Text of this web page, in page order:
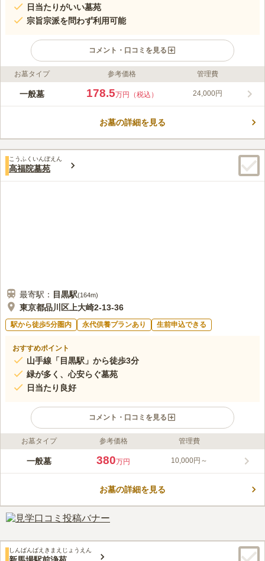
日当たりがいい墓苑
宗旨宗派を問わず利用可能
コメント・口コミを見る
ライフドット編集部のコメント
品川中央霊園は、旧東海道の面影残る北品川の地にある都市型霊
されていますので、穏やかな気持ちで気持ち良くお参りすること
口コミ評価
みんなの評価
50代男性
霊園でもろうそくや線香を売っているが最寄の駅に商店街があ
お墓タイプ 参考価格 管理費
一般墓 178.5万円（税込） 24,000円
お墓の詳細を見る
こうふくいんぼえん
高福院墓苑
最寄駅： 目黒駅(164m)
東京都品川区上大崎2-13-36
駅から徒歩5分圏内 永代供養プランあり 生前申込できる
おすすめポイント
山手線「目黒駅」から徒歩3分
緑が多く、心安らぐ墓苑
日当たり良好
コメント・口コミを見る
ライフドット編集部のコメント
最寄りの「目黒駅」から徒歩3分ほどのところに位置しており、
雰囲気で、墓地は日当たりもいいのでゆったりとした時間を過ご
名で、多くの方がお花見に訪れます。
口コミ評価
お墓タイプ 参考価格 管理費
一般墓 380万円 10,000円～
お墓の詳細を見る
しんばんばえきまえじょうえん